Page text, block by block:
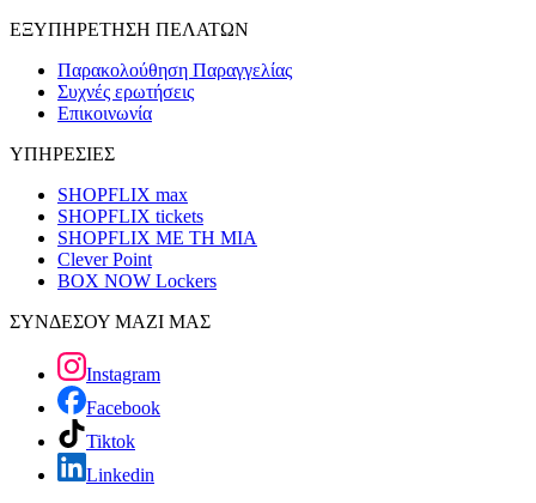
ΕΞΥΠΗΡΕΤΗΣΗ ΠΕΛΑΤΩΝ
Παρακολούθηση Παραγγελίας
Συχνές ερωτήσεις
Επικοινωνία
ΥΠΗΡΕΣΙΕΣ
SHOPFLIX max
SHOPFLIX tickets
SHOPFLIX ΜΕ ΤΗ ΜΙΑ
Clever Point
BOX NOW Lockers
ΣΥΝΔΕΣΟΥ ΜΑΖΙ ΜΑΣ
Instagram
Facebook
Tiktok
Linkedin